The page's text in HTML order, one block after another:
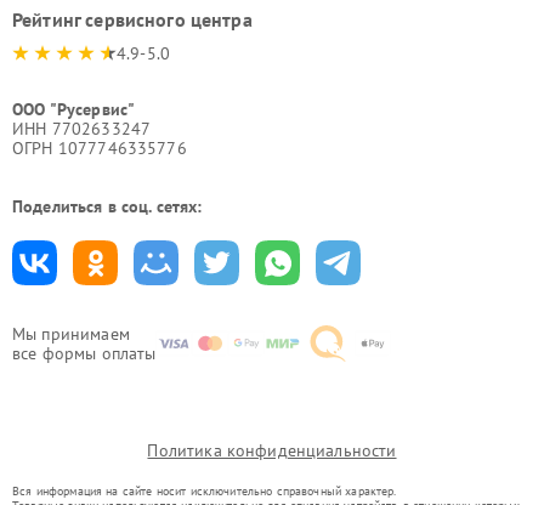
Мы принимаем
все формы оплаты
Рейтинг сервисного центра
4.9-5.0
ООО "Русервис"
ИНН 7702633247
ОГРН 1077746335776
Поделиться в соц. сетях:
Политика конфиденциальности
Вся информация на сайте носит исключительно справочный характер.